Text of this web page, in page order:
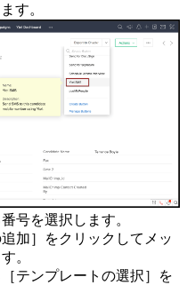
す。
号を選択します。
加］をクリックしてメッ
。
テンプレートの選択］を